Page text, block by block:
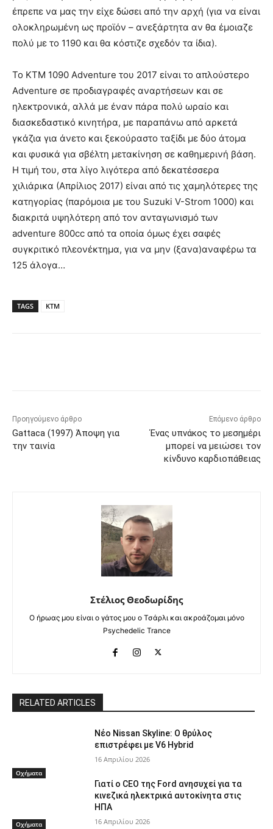
έπρεπε να μας την είχε δώσει από την αρχή (για να είναι
ολοκληρωμένη ως προϊόν – ανεξάρτητα αν θα έμοιαζε
πολύ με το 1190 και θα κόστιζε σχεδόν τα ίδια).
Το KTM 1090 Adventure του 2017 είναι το απλούστερο
Adventure σε προδιαγραφές αναρτήσεων και σε
ηλεκτρονικά, αλλά με έναν πάρα πολύ ωραίο και
διασκεδαστικό κινητήρα, με παραπάνω από αρκετά
γκάζια για άνετο και ξεκούραστο ταξίδι με δύο άτομα
και φυσικά για σβέλτη μετακίνηση σε καθημερινή βάση.
Η τιμή του, στα λίγο λιγότερα από δεκατέσσερα
χιλιάρικα (Απρίλιος 2017) είναι από τις χαμηλότερες της
κατηγορίας (παρόμοια με του Suzuki V-Strom 1000) και
διακριτά υψηλότερη από τον ανταγωνισμό των
adventure 800cc από τα οποία όμως έχει σαφές
συγκριτικό πλεονέκτημα, για να μην (ξανα)αναφέρω τα
125 άλογα…
TAGS KTM
Προηγούμενο άρθρο
Gattaca (1997) Άποψη για
την ταινία
Επόμενο άρθρο
Ένας υπνάκος το μεσημέρι
μπορεί να μειώσει τον
κίνδυνο καρδιοπάθειας
Στέλιος Θεοδωρίδης
Ο ήρωας μου είναι ο γάτος μου ο Τσάρλι και ακροάζομαι μόνο
Psychedelic Trance
RELATED ARTICLES
Οχήματα
Νέο Nissan Skyline: Ο θρύλος
επιστρέφει με V6 Hybrid
16 Απριλίου 2026
Οχήματα
Γιατί ο CEO της Ford ανησυχεί για τα
κινεζικά ηλεκτρικά αυτοκίνητα στις
ΗΠΑ
16 Απριλίου 2026